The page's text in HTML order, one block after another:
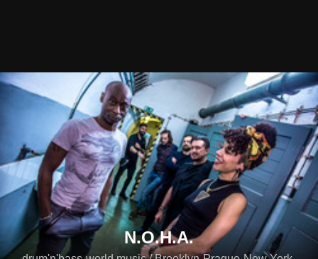
N.O.H.A.